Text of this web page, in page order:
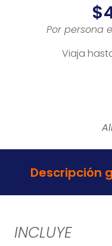
Por persona
Viaja
Descripción
INCLUYE